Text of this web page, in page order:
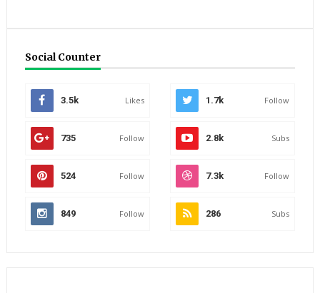
Social Counter
3.5k Likes 1.7k Follow
735 Follow 2.8k Subs
524 Follow 7.3k Follow
849 Follow 286 Subs